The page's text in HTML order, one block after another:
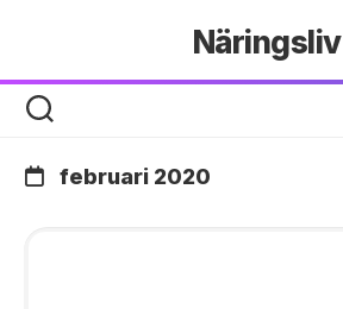
Näringsliv
februari 2020